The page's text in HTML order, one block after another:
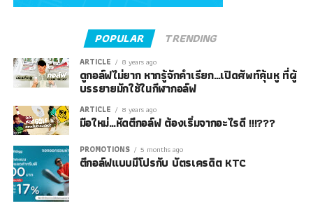
POPULAR TRENDING
ARTICLE 8 years ago
ดูกอล์ฟไม่ยาก หากรู้จักคำเรียก…เปิดศัพท์คุ้นหู ที่ผู้
บรรยายมักใช้ในกีฬากอล์ฟ
ARTICLE 8 years ago
มือใหม่…หัดตีกอล์ฟ ต้องเริ่มจากอะไรดี !!!???
PROMOTIONS 5 months ago
ตีกอล์ฟแบบมีโปรกับ บัตรเครดิต KTC